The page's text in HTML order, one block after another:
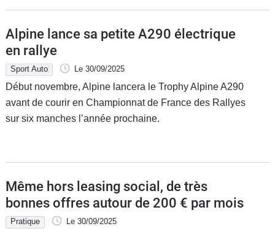
Alpine lance sa petite A290 électrique
en rallye
Sport Auto Le 30/09/2025
Début novembre, Alpine lancera le Trophy Alpine A290
avant de courir en Championnat de France des Rallyes
sur six manches l’année prochaine.
Même hors leasing social, de très
bonnes offres autour de 200 € par mois
Pratique Le 30/09/2025